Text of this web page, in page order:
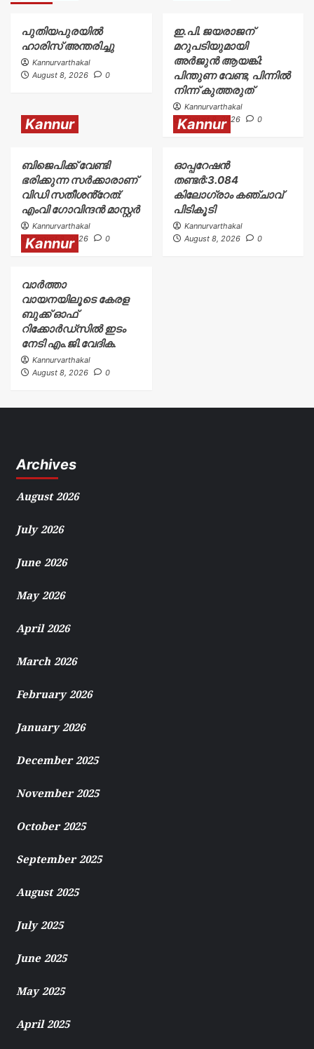
പുതിയപുരയിൽ
ഹാരിസ് അന്തരിച്ചു
Kannurvarthakal
August 8, 2026
0
ഇ.പി. ജയരാജന്
മറുപടിയുമായി
അർജുൻ ആയങ്കി:
പിന്തുണ വേണ്ട, പിന്നിൽ
നിന്ന് കുത്തരുത്
Kannurvarthakal
August 8, 2026
0
Kannur
ബിജെപിക്ക് വേണ്ടി
ഭരിക്കുന്ന സർക്കാരാണ്
വിഡി സതീശൻ്റേത്:
എംവി ഗോവിന്ദൻ മാസ്റ്റർ
Kannurvarthakal
August 8, 2026
0
Kannur
ഓപ്പറേഷൻ
തണ്ടർ:3.084
കിലോഗ്രാം കഞ്ചാവ്
പിടികൂടി
Kannurvarthakal
August 8, 2026
0
Kannur
വാർത്താ
വായനയിലൂടെ കേരള
ബുക്ക് ഓഫ്
റിക്കോർഡ്സിൽ ഇടം
നേടി എം.ജി.വേദിക.
Kannurvarthakal
August 8, 2026
0
Archives
August 2026
July 2026
June 2026
May 2026
April 2026
March 2026
February 2026
January 2026
December 2025
November 2025
October 2025
September 2025
August 2025
July 2025
June 2025
May 2025
April 2025